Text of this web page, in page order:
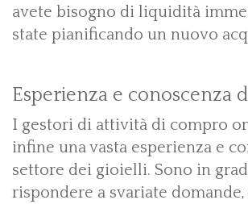
avete bisogno di liquidità
state pianificando un nuovo
Esperienza e conoscenza
I gestori di attività di compro
infine una vasta esperienza e
settore dei gioielli. Sono in
rispondere a svariate